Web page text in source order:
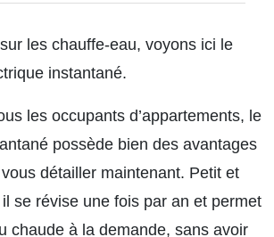
les chauffe-eau, voyons ici le
instantané.
les occupants d’appartements, le
possède bien des avantages
détailler maintenant. Petit et
se révise une fois par an et permet
chaude à la demande, sans avoir